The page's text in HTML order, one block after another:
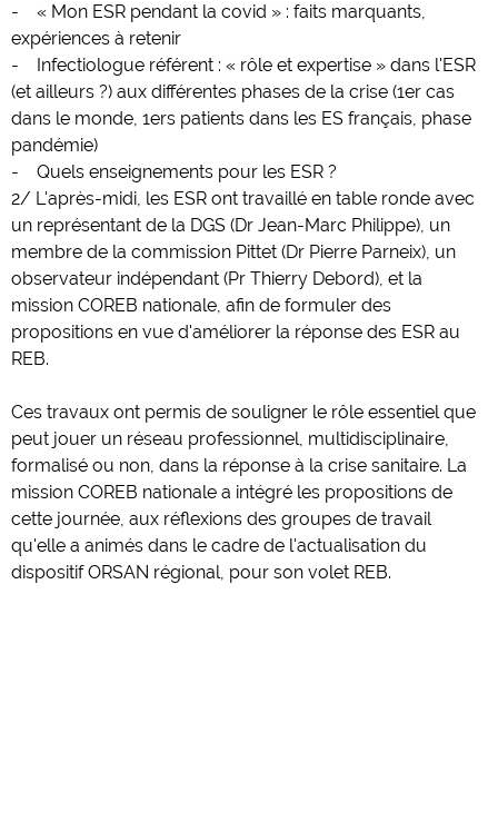
- « Mon ESR pendant la covid » : faits marquants,
expériences à retenir
- Infectiologue référent : « rôle et expertise » dans l'ESR
(et ailleurs ?) aux différentes phases de la crise (1er cas
dans le monde, 1ers patients dans les ES français, phase
pandémie)
- Quels enseignements pour les ESR ?
2/ L'après-midi, les ESR ont travaillé en table ronde avec
un représentant de la DGS (Dr Jean-Marc Philippe), un
membre de la commission Pittet (Dr Pierre Parneix), un
observateur indépendant (Pr Thierry Debord), et la
mission COREB nationale, afin de formuler des
propositions en vue d'améliorer la réponse des ESR au
REB.
Ces travaux ont permis de souligner le rôle essentiel que
peut jouer un réseau professionnel, multidisciplinaire,
formalisé ou non, dans la réponse à la crise sanitaire. La
mission COREB nationale a intégré les propositions de
cette journée, aux réflexions des groupes de travail
qu'elle a animés dans le cadre de l'actualisation du
dispositif ORSAN régional, pour son volet REB.